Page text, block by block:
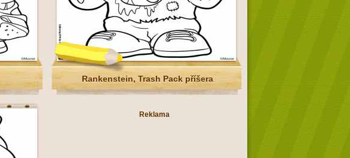
Rankenstein, Trash Pack příšera
Reklama